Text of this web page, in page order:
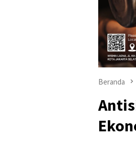
Beranda